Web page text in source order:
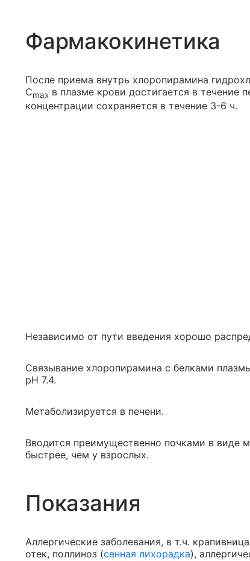
Фармакокинетика
После приема внутрь хлоропирамина
Cmax в плазме крови достигается в течение
концентрации сохраняется в течение 3-6 ч.
Независимо от пути введения хорошо
Связывание хлоропирамина с белками
pH 7.4.
Метаболизируется в печени.
Вводится преимущественно почками в виде
быстрее, чем у взрослых.
Показания
Аллергические заболевания, в т.ч.
отек, поллиноз (сенная лихорадка),